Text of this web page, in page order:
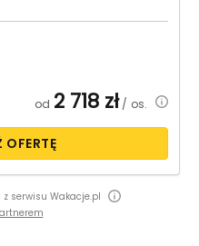
od 2 718 zł/ os.
OFERTĘ
serwisu Wakacje.pl